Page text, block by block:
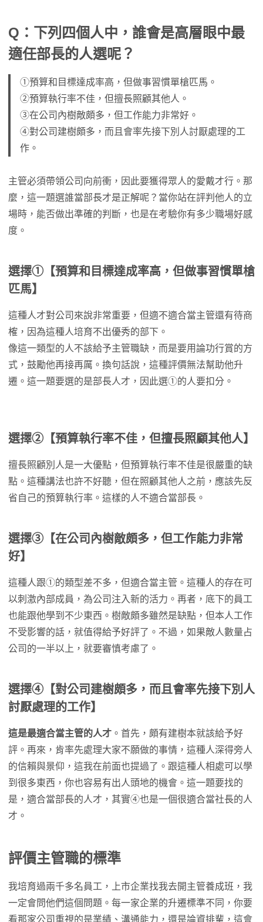
Q：下列四個人中，誰會是高層眼中最
適任部長的人選呢？
①預算和目標達成率高，但做事習慣單槍匹馬。
②預算執行率不佳，但擅長照顧其他人。
③在公司內樹敵頗多，但工作能力非常好。
④對公司建樹頗多，而且會率先接下別人討厭處理的工
作。
主管必須帶領公司向前衝，因此要獲得眾人的愛戴才行。那
麼，這一題選誰當部長才是正解呢？當你站在評判他人的立
場時，能否做出準確的判斷，也是在考驗你有多少職場好感
度。
選擇① 【預算和目標達成率高，但做事習慣單槍
匹馬】
這種人才對公司來說非常重要，但適不適合當主管還有待商
榷，因為這種人培育不出優秀的部下。
像這一類型的人不該給予主管職缺，而是要用論功行賞的方
式，鼓勵他再接再厲。換句話說，這種評價無法幫助他升
遷。這一題要選的是部長人才，因此選①的人要扣分。
選擇②【預算執行率不佳，但擅長照顧其他人】
擅長照顧別人是一大優點，但預算執行率不佳是很嚴重的缺
點。這種講法也許不好聽，但在照顧其他人之前，應該先反
省自己的預算執行率。這樣的人不適合當部長。
選擇③【在公司內樹敵頗多，但工作能力非常
好】
這種人跟①的類型差不多，但適合當主管。這種人的存在可
以刺激內部成員，為公司注入新的活力。再者，底下的員工
也能跟他學到不少東西。樹敵頗多雖然是缺點，但本人工作
不受影響的話，就值得給予好評了。不過，如果敵人數量占
公司的一半以上，就要審慎考慮了。
選擇④【對公司建樹頗多，而且會率先接下別人
討厭處理的工作】
這是最適合當主管的人才 。首先，頗有建樹本就該給予好
評。再來，肯率先處理大家不願做的事情，這種人深得旁人
的信賴與景仰，這我在前面也提過了。跟這種人相處可以學
到很多東西，你也容易有出人頭地的機會。這一題要找的
是，適合當部長的人才，其實④也是一個很適合當社長的人
才。
評價主管職的標準
我培育過兩千多名員工，上市企業找我去開主管養成班，我
一定會問他們這個問題。每一家企業的升遷標準不同，你要
看那家公司重視的是業績、溝通能力，還是論資排輩，這會